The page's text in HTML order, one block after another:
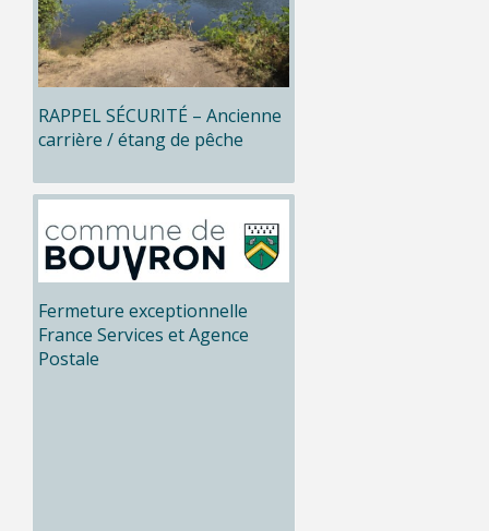
RAPPEL SÉCURITÉ – Ancienne
carrière / étang de pêche
Fermeture exceptionnelle
France Services et Agence
Postale